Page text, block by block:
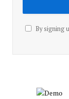
By signing